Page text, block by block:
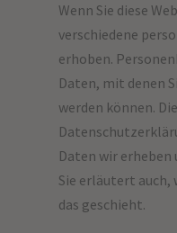
Wenn Sie diese
verschiedene
erhoben.
Daten, mit denen
werden können.
Daten wir erheben
Sie erläutert auch,
das geschieht.